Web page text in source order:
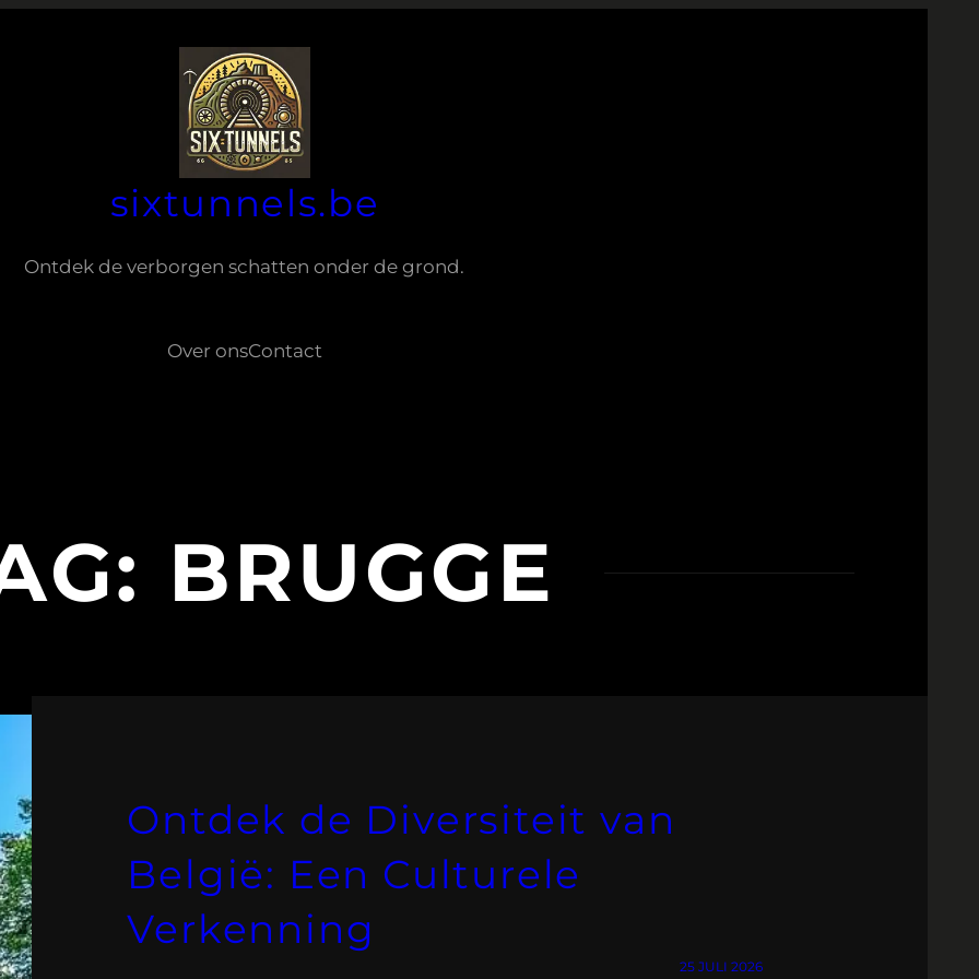
sixtunnels.be
Ontdek de verborgen schatten onder de grond.
Over onsContact
BRUGGE
Ontdek de Diversiteit van
België: Een Culturele
Verkenning
25 JULI 2026